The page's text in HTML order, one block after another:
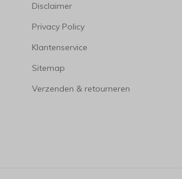
Disclaimer
Privacy Policy
Klantenservice
Sitemap
Verzenden & retourneren